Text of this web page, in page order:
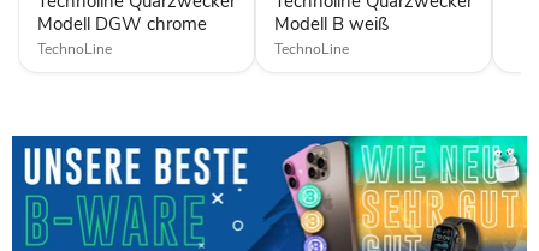
Modell DGW chrome
TechnoLine
Modell B weiß
TechnoLine